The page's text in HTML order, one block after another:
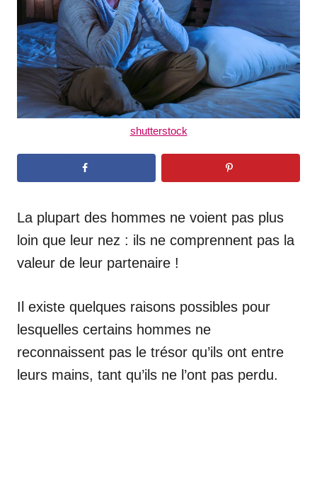
shutterstock
La plupart des hommes ne voient pas plus
loin que leur nez : ils ne comprennent pas la
valeur de leur partenaire !
Il existe quelques raisons possibles pour
lesquelles certains hommes ne
reconnaissent pas le trésor qu’ils ont entre
leurs mains, tant qu’ils ne l’ont pas perdu.